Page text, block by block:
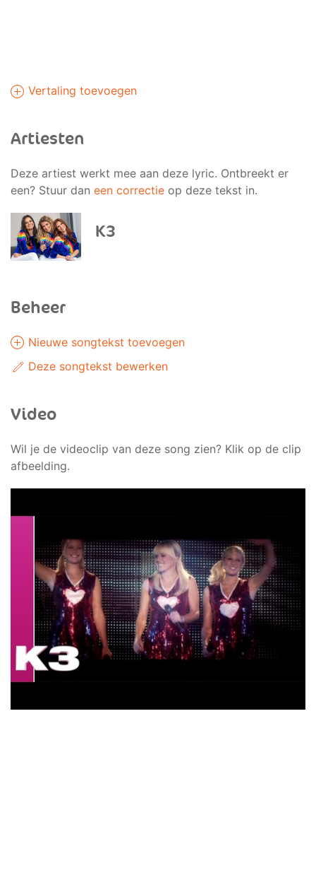
Vertaling toevoegen
Artiesten
Deze artiest werkt mee aan deze lyric. Ontbreekt er
een? Stuur dan een correctie op deze tekst in.
K3
Beheer
Nieuwe songtekst toevoegen
Deze songtekst bewerken
Video
Wil je de videoclip van deze song zien? Klik op de clip
afbeelding.